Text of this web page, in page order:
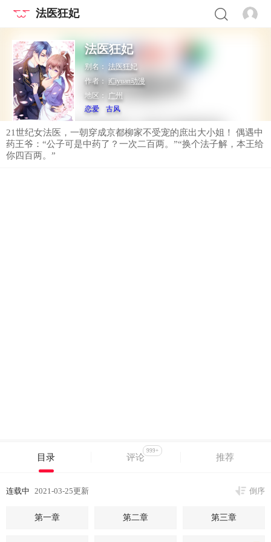
法医狂妃
法医狂妃
别名： 法医狂妃
作者： iCiyuan动漫
地区： 广州
恋爱
古风
21世纪女法医，一朝穿成京都柳家不受宠的庶出大小姐！ 偶遇中
药王爷：“公子可是中药了？一次二百两。”“换个法子解，本王给
你四百两。”
目录 评论
999+
推荐
连载中 2021-03-25更新 倒序
第一章 第二章 第三章